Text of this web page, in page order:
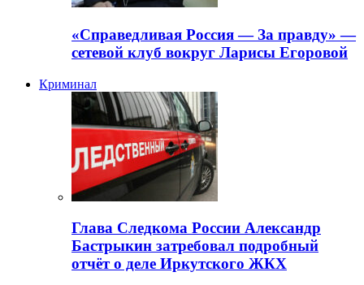
«Справедливая Россия — За правду» —
сетевой клуб вокруг Ларисы Егоровой
Криминал
Глава Следкома России Александр
Бастрыкин затребовал подробный
отчёт о деле Иркутского ЖКХ